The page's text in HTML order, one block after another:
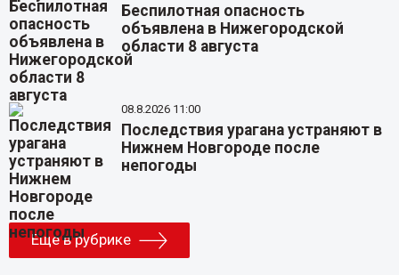
Беспилотная опасность
объявлена в Нижегородской
области 8 августа
08.8.2026 11:00
Последствия урагана устраняют в
Нижнем Новгороде после
непогоды
Еще в рубрике